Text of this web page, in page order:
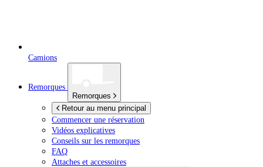
Camions
Remorques
Remorques
Retour au menu principal
Commencer une réservation
Vidéos explicatives
Conseils sur les remorques
FAQ
Attaches et accessoires